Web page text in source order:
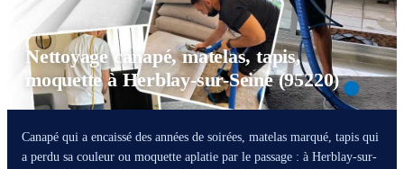
Nettoyage canapé, matelas, tapis,
moquette à Herblay-sur-Seine (95220)
Canapé qui a encaissé des années de soirées, matelas marqué, tapis qui
a perdu sa couleur ou moquette aplatie par le passage : à Herblay-sur-